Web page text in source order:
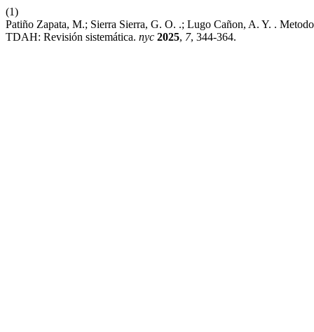
(1)
Patiño Zapata, M.; Sierra Sierra, G. O. .; Lugo Cañon, A. Y. .
TDAH: Revisión sistemática. nyc 2025, 7, 344-364.